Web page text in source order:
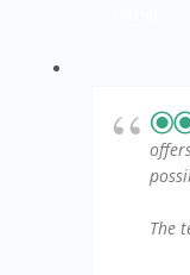
The